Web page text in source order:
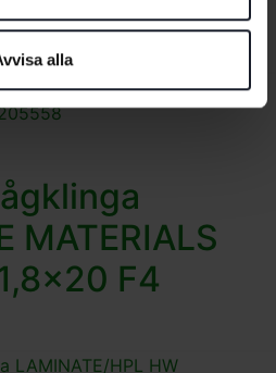
alla
MATERIALS
F4